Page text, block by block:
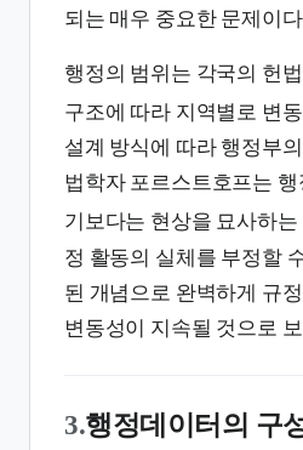
되는 매우 중요한 문제이
행정의 범위는 각국의 헌
구조에 따라 지역별로 변
설계 방식에 따라 행정부
법학자 포르스트호프는
기보다는 현상을 묘사하
정 활동의 실체를 부정할
된 개념으로 완벽하게 규
변동성이 지속될 것으로
3.행정데이터의 구